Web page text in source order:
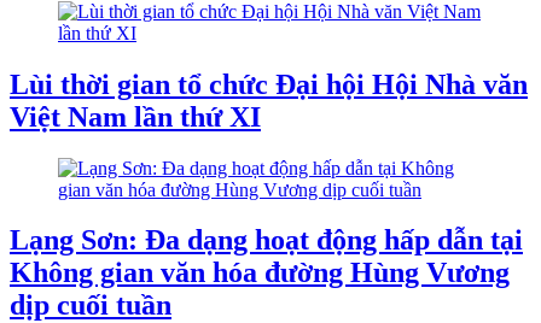
Lùi thời gian tổ chức Đại hội Hội Nhà văn
Việt Nam lần thứ XI
Lạng Sơn: Đa dạng hoạt động hấp dẫn tại
Không gian văn hóa đường Hùng Vương
dịp cuối tuần